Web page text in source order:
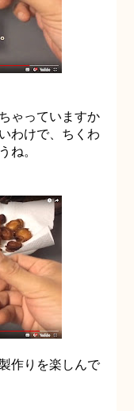
ゃっていますか
わけで、ちくわ
ね。
作りを楽しんで